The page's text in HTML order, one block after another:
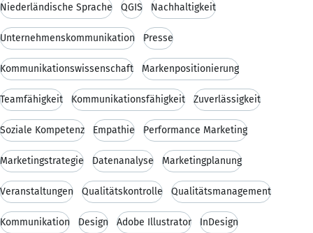
Niederländische Sprache QGIS Nachhaltigkeit
Unternehmenskommunikation Presse
Kommunikationswissenschaft Markenpositionierung
Teamfähigkeit Kommunikationsfähigkeit Zuverlässigkeit
Soziale Kompetenz Empathie Performance Marketing
Marketingstrategie Datenanalyse Marketingplanung
Veranstaltungen Qualitätskontrolle Qualitätsmanagement
Kommunikation Design Adobe Illustrator InDesign